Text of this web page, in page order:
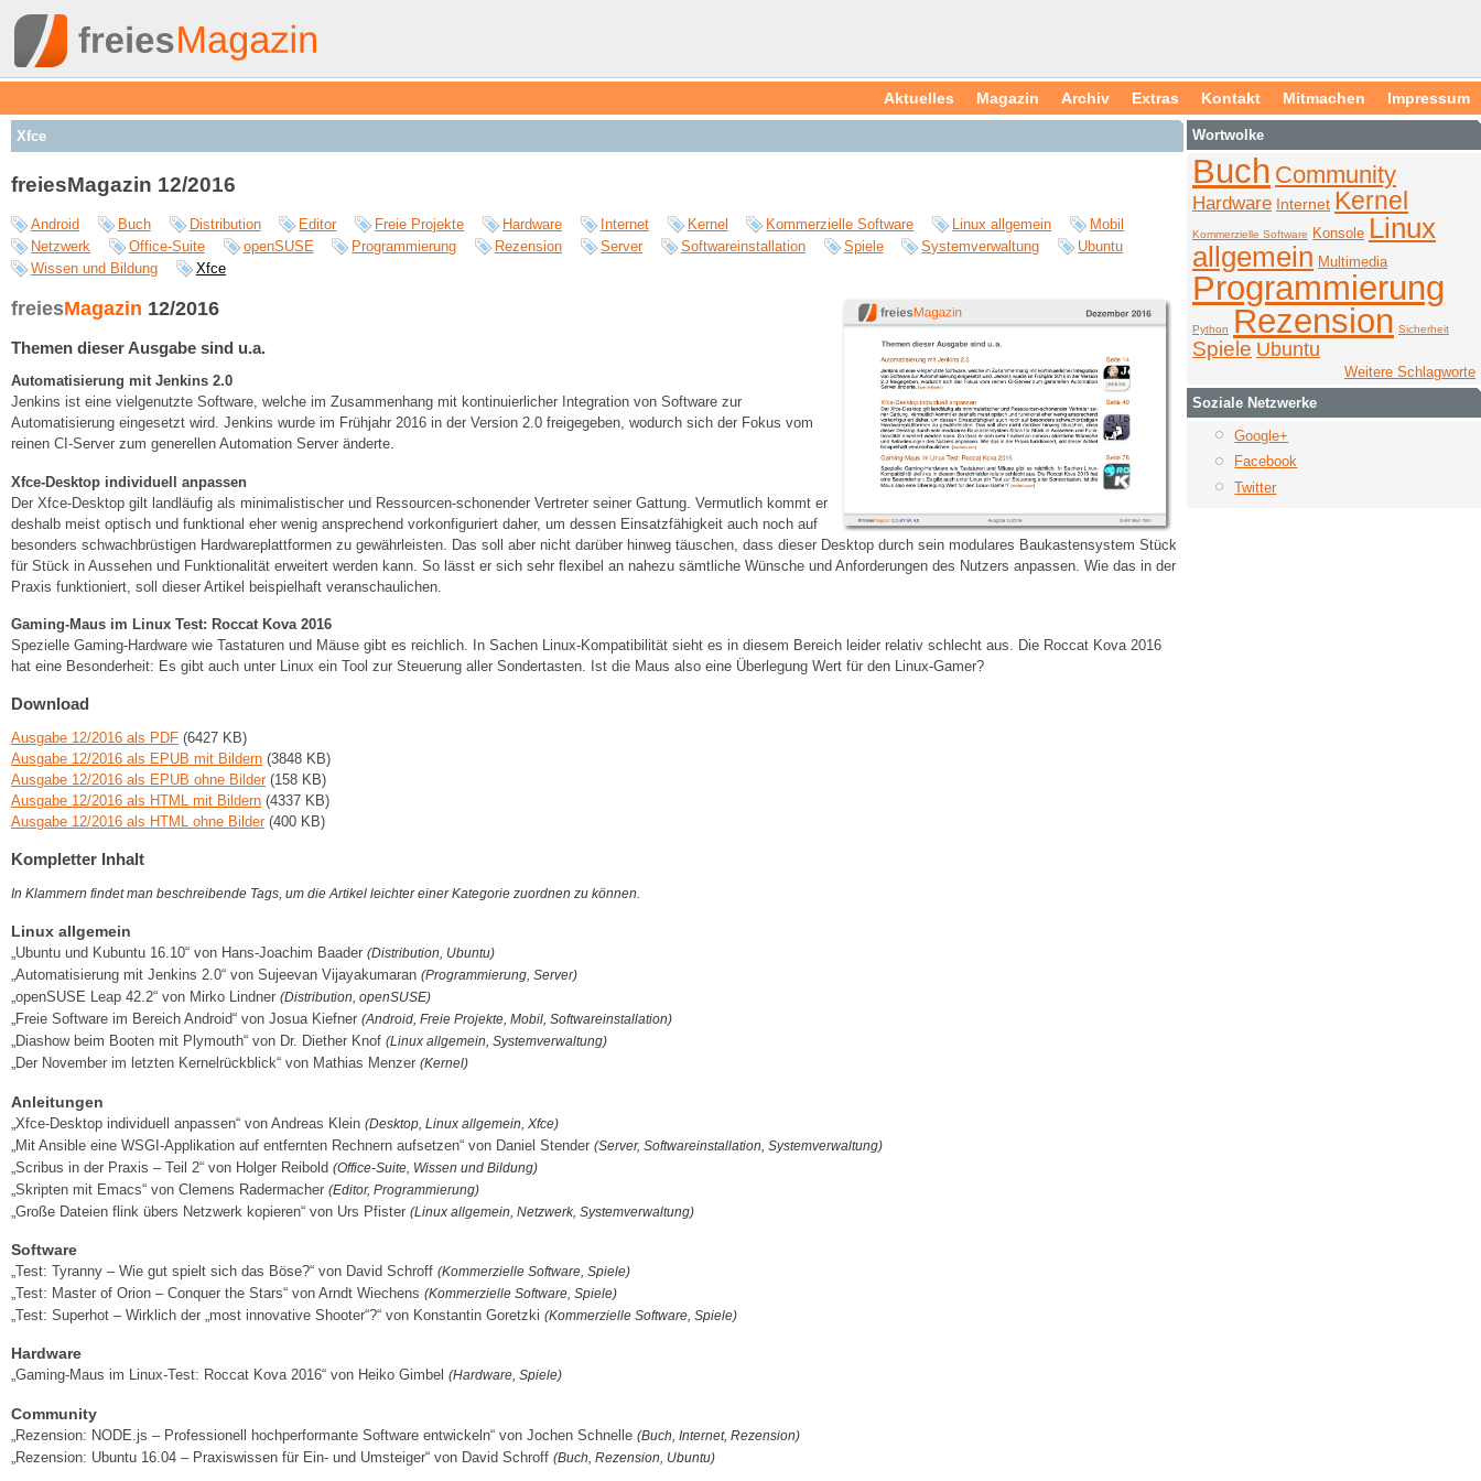
Aktuelles Magazin Archiv Extras Kontakt Mitmachen Impressum
Xfce
freiesMagazin 12/2016
Android Buch Distribution Editor Freie Projekte Hardware Internet Kernel Kommerzielle Software Linux allgemein
Mobil
Netzwerk
Office-Suite openSUSE Programmierung Rezension Server Softwareinstallation Spiele Systemverwaltung
Ubuntu
Wissen und Bildung
Xfce
freiesMagazin 12/2016
Themen dieser Ausgabe sind u.a.
Automatisierung mit Jenkins 2.0
Jenkins ist eine vielgenutzte Software, welche im Zusammenhang mit kontinuierlicher Integration von Software zur
Automatisierung eingesetzt wird. Jenkins wurde im Frühjahr 2016 in der Version 2.0 freigegeben, wodurch sich der Fokus vom
reinen CI-Server zum generellen Automation Server änderte.
Xfce-Desktop individuell anpassen
Der Xfce-Desktop gilt landläufig als minimalistischer und Ressourcen-schonender Vertreter seiner Gattung. Vermutlich kommt er
deshalb meist optisch und funktional eher wenig ansprechend vorkonfiguriert daher, um dessen Einsatzfähigkeit auch noch auf
besonders schwachbrüstigen Hardwareplattformen zu gewährleisten. Das soll aber nicht darüber hinweg täuschen, dass dieser Desktop durch sein modulares Baukastensystem Stück
für Stück in Aussehen und Funktionalität erweitert werden kann. So lässt er sich sehr flexibel an nahezu sämtliche Wünsche und Anforderungen des Nutzers anpassen. Wie das in der
Praxis funktioniert, soll dieser Artikel beispielhaft veranschaulichen.
Gaming-Maus im Linux Test: Roccat Kova 2016
Spezielle Gaming-Hardware wie Tastaturen und Mäuse gibt es reichlich. In Sachen Linux-Kompatibilität sieht es in diesem Bereich leider relativ schlecht aus. Die Roccat Kova 2016
hat eine Besonderheit: Es gibt auch unter Linux ein Tool zur Steuerung aller Sondertasten. Ist die Maus also eine Überlegung Wert für den Linux-Gamer?
Download
Ausgabe 12/2016 als PDF (6427 KB)
Ausgabe 12/2016 als EPUB mit Bildern (3848 KB)
Ausgabe 12/2016 als EPUB ohne Bilder(158 KB)
Ausgabe 12/2016 als HTML mit Bildern (4337 KB)
Ausgabe 12/2016 als HTML ohne Bilder(400 KB)
Kompletter Inhalt
In Klammern findet man beschreibende Tags, um die Artikel leichter einer Kategorie zuordnen zu können.
Linux allgemein
„Ubuntu und Kubuntu 16.10“ von Hans-Joachim Baader (Distribution, Ubuntu)
„Automatisierung mit Jenkins 2.0“ von Sujeevan Vijayakumaran (Programmierung, Server)
„openSUSE Leap 42.2“ von Mirko Lindner (Distribution, openSUSE)
„Freie Software im Bereich Android“ von Josua Kiefner (Android, Freie Projekte, Mobil, Softwareinstallation)
„Diashow beim Booten mit Plymouth“ von Dr. Diether Knof (Linux allgemein, Systemverwaltung)
„Der November im letzten Kernelrückblick“ von Mathias Menzer (Kernel)
Anleitungen
„Xfce-Desktop individuell anpassen“ von Andreas Klein (Desktop, Linux allgemein, Xfce)
„Mit Ansible eine WSGI-Applikation auf entfernten Rechnern aufsetzen“ von Daniel Stender (Server, Softwareinstallation, Systemverwaltung)
„Scribus in der Praxis – Teil 2“ von Holger Reibold (Office-Suite, Wissen und Bildung)
„Skripten mit Emacs“ von Clemens Radermacher (Editor, Programmierung)
„Große Dateien flink übers Netzwerk kopieren“ von Urs Pfister (Linux allgemein, Netzwerk, Systemverwaltung)
Software
„Test: Tyranny – Wie gut spielt sich das Böse?“ von David Schroff (Kommerzielle Software, Spiele)
„Test: Master of Orion – Conquer the Stars“ von Arndt Wiechens (Kommerzielle Software, Spiele)
„Test: Superhot – Wirklich der „most innovative Shooter“?“ von Konstantin Goretzki (Kommerzielle Software, Spiele)
Hardware
„Gaming-Maus im Linux-Test: Roccat Kova 2016“ von Heiko Gimbel (Hardware, Spiele)
Community
„Rezension: NODE.js – Professionell hochperformante Software entwickeln“ von Jochen Schnelle (Buch, Internet, Rezension)
„Rezension: Ubuntu 16.04 – Praxiswissen für Ein- und Umsteiger“ von David Schroff (Buch, Rezension, Ubuntu)
Wortwolke
Buch Community
Hardware Internet Kernel
Kommerzielle Software Konsole Linux
allgemein Multimedia
Programmierung
Python Rezension Sicherheit
Spiele Ubuntu
Weitere Schlagworte
Soziale Netzwerke
Google+
Facebook
Twitter